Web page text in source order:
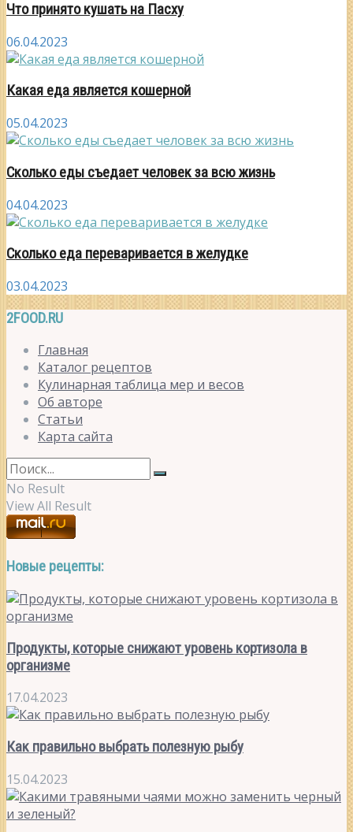
Что принято кушать на Пасху
06.04.2023
Какая еда является кошерной
05.04.2023
Сколько еды съедает человек за всю жизнь
04.04.2023
Сколько еда переваривается в желудке
03.04.2023
2FOOD.RU
Главная
Каталог рецептов
Кулинарная таблица мер и весов
Об авторе
Статьи
Карта сайта
No Result
View All Result
Новые рецепты:
Продукты, которые снижают уровень кортизола в
организме
17.04.2023
Как правильно выбрать полезную рыбу
15.04.2023